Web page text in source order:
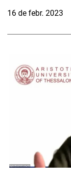
16 de febr. 2023